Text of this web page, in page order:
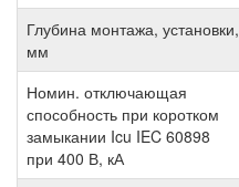
Глубина монтажа, установки,
мм
Номин. отключающая
способность при коротком
замыкании Icu IEC 60898
при 400 В, кА